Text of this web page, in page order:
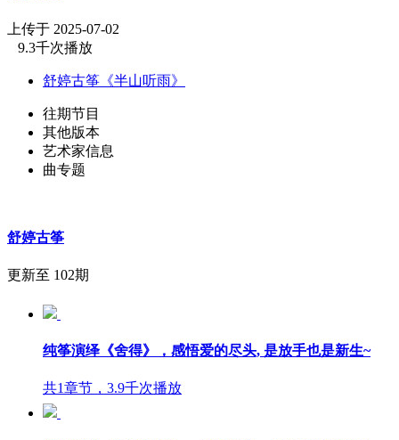
上传于 2025-07-02
9.3千次播放
舒婷古筝《半山听雨》
往期节目
其他版本
艺术家信息
曲专题
舒婷古筝
更新至 102期
纯筝演绎《舍得》，感悟爱的尽头, 是放手也是新生~
共1章节，3.9千次播放